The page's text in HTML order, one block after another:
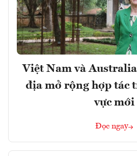
Việt Nam và
địa mở rộng hợp tác
vực mới
Đọc ngay